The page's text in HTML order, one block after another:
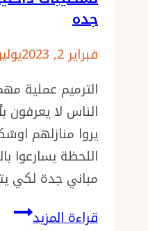
مقاول
جده
–
افضل
بوية
بجدة
جده
فبراير 2, 2023
يوليو 17,
الترميم عملية
الناس لا يعرفون
يروا منازلهم
اللحظة يسارعوا
مباني جدة لكي
قراءة المزيدمقاول